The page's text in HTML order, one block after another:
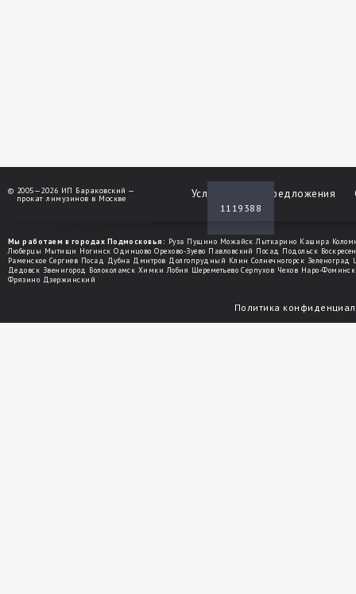
Услуги Спецпредложения
1119388
© 2005—2026 ИП Бараковский —
прокат лимузинов в Москве
Мы работаем в городах Подмосковья: Руза Пущино Можайск Лыткарино Кашира
Люберцы Мытищи Ногинск Одинцово Орехово-Зуево Павловский Посад Подольск
Раменское Сергиев Посад Дубна Дмитров Долгопрудный Клин Солнечногорск Зеленоград
Дедовск Звенигород Волоколамск Химки Лобня Шереметьево Серпухов Чехов Наро-Фоминск
Фрязино Дзержинский
Политика